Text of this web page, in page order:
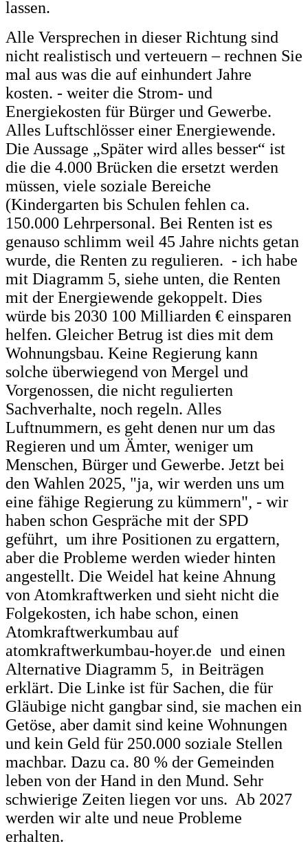
lassen.
Alle Versprechen in dieser Richtung sind
nicht realistisch und verteuern – rechnen Sie
mal aus was die auf einhundert Jahre
kosten. - weiter die Strom- und
Energiekosten für Bürger und Gewerbe.
Alles Luftschlösser einer Energiewende.
Die Aussage „Später wird alles besser“ ist
die die 4.000 Brücken die ersetzt werden
müssen, viele soziale Bereiche
(Kindergarten bis Schulen fehlen ca.
150.000 Lehrpersonal. Bei Renten ist es
genauso schlimm weil 45 Jahre nichts getan
wurde, die Renten zu regulieren. - ich habe
mit Diagramm 5, siehe unten, die Renten
mit der Energiewende gekoppelt. Dies
würde bis 2030 100 Milliarden € einsparen
helfen. Gleicher Betrug ist dies mit dem
Wohnungsbau. Keine Regierung kann
solche überwiegend von Mergel und
Vorgenossen, die nicht regulierten
Sachverhalte, noch regeln. Alles
Luftnummern, es geht denen nur um das
Regieren und um Ämter, weniger um
Menschen, Bürger und Gewerbe. Jetzt bei
den Wahlen 2025, "ja, wir werden uns um
eine fähige Regierung zu kümmern", - wir
haben schon Gespräche mit der SPD
geführt, um ihre Positionen zu ergattern,
aber die Probleme werden wieder hinten
angestellt. Die Weidel hat keine Ahnung
von Atomkraftwerken und sieht nicht die
Folgekosten, ich habe schon, einen
Atomkraftwerkumbau auf
atomkraftwerkumbau-hoyer.de und einen
Alternative Diagramm 5, in Beiträgen
erklärt. Die Linke ist für Sachen, die für
Gläubige nicht gangbar sind, sie machen ein
Getöse, aber damit sind keine Wohnungen
und kein Geld für 250.000 soziale Stellen
machbar. Dazu ca. 80 % der Gemeinden
leben von der Hand in den Mund. Sehr
schwierige Zeiten liegen vor uns. Ab 2027
werden wir alte und neue Probleme
erhalten.